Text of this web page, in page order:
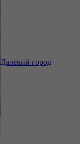
Далёкий город